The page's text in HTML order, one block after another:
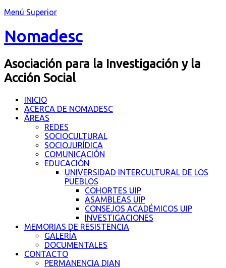
Menú Superior
Nomadesc
Asociación para la Investigación y la
Acción Social
INICIO
ACERCA DE NOMADESC
ÁREAS
REDES
SOCIOCULTURAL
SOCIOJURÍDICA
COMUNICACIÓN
EDUCACIÓN
UNIVERSIDAD INTERCULTURAL DE LOS
PUEBLOS
COHORTES UIP
ASAMBLEAS UIP
CONSEJOS ACADÉMICOS UIP
INVESTIGACIONES
MEMORIAS DE RESISTENCIA
GALERÍA
DOCUMENTALES
CONTACTO
PERMANENCIA DIAN